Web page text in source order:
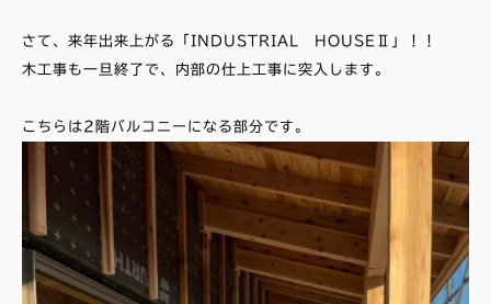
さて、来年出来上がる「INDUSTRIAL HOUSEⅡ」！！
木工事も一旦終了で、内部の仕上工事に突入します。
こちらは2階バルコニーになる部分です。